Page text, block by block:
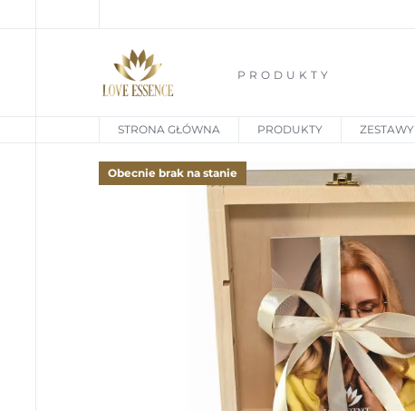
PRODUKTY
STRONA GŁÓWNA PRODUKTY ZESTAWY
Obecnie brak na stanie